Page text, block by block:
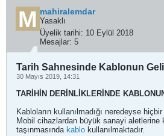
mahiralemdar
Yasaklı
Üyelik tarihi: 10 Eylül 2018
Mesajlar: 5
Tarih Sahnesinde Kablonun
30 Mayıs 2019, 14:31
TARİHİN DERİNLİKLERİNDE
Kabloların kullanılmadığı neredeyse
Mobil cihazlardan büyük sanayi aletlerine
taşınmasında kablo kullanılmaktadır.